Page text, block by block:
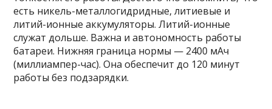
есть никель-металлогидридные, литиевые и
литий-ионные аккумуляторы. Литий-ионные
служат дольше. Важна и автономность работы
батареи. Нижняя граница нормы — 2400 мАч
(миллиампер-час). Она обеспечит до 120 минут
работы без подзарядки.